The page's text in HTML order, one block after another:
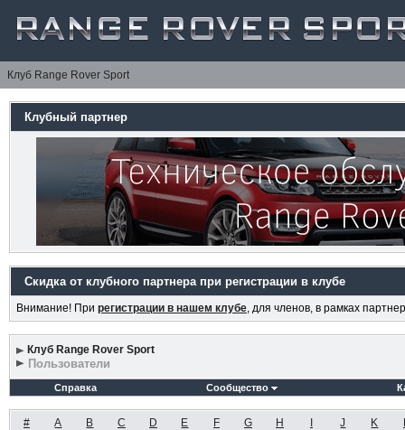
Клуб Range Rover Sport
Клубный партнер
Скидка от клубного партнера при регистрации в клубе
Внимание! При регистрации в нашем клубе, для членов, в рамках
Клуб Range Rover Sport
Пользователи
Справка Сообщество
# A B C D E F G H J K